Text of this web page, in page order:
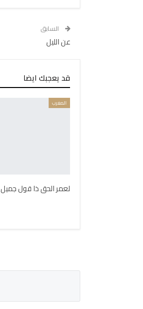
السابق
عن الليل
قد يعجبك ايضا
المغرب
لعمر الحق ذا قول جميل